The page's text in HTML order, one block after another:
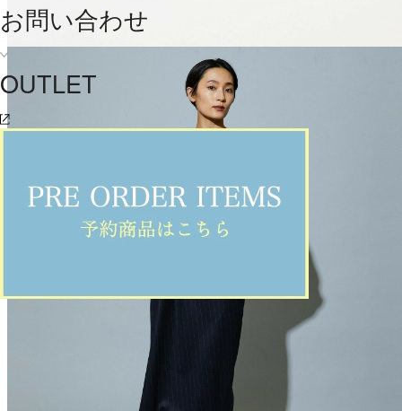
お問い合わせ
OUTLET